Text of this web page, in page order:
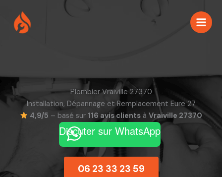
contenu
Plombier Vraiville 27370
Installation, Dépannage et Remplacement Eure 27
4,9/5 – basé sur 116 avis clients àVraiville 27370
Discuter sur WhatsApp
06 23 33 23 59